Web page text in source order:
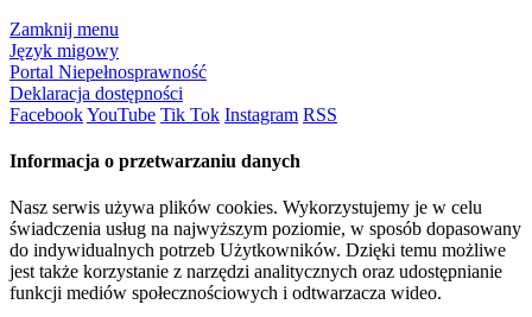
Zamknij menu
Język migowy
Portal Niepełnosprawność
Deklaracja dostępności
FacebookYouTube Tik Tok Instagram RSS
Informacja o przetwarzaniu danych
Nasz serwis używa plików cookies. Wykorzystujemy je w celu
świadczenia usług na najwyższym poziomie, w sposób dopasowany
do indywidualnych potrzeb Użytkowników. Dzięki temu możliwe
jest także korzystanie z narzędzi analitycznych oraz udostępnianie
funkcji mediów społecznościowych i odtwarzacza wideo.